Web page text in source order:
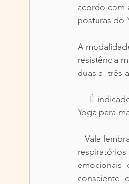
acordo com
posturas do
A
resistência
duas a  três
É indicado
Yoga para
Vale
respiratórios
emocionais
consciente